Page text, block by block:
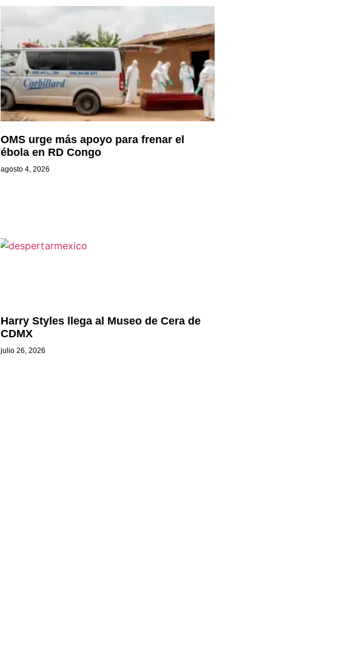
OMS urge más apoyo para frenar el
ébola en RD Congo
agosto 4, 2026
Harry Styles llega al Museo de Cera de
CDMX
julio 26, 2026